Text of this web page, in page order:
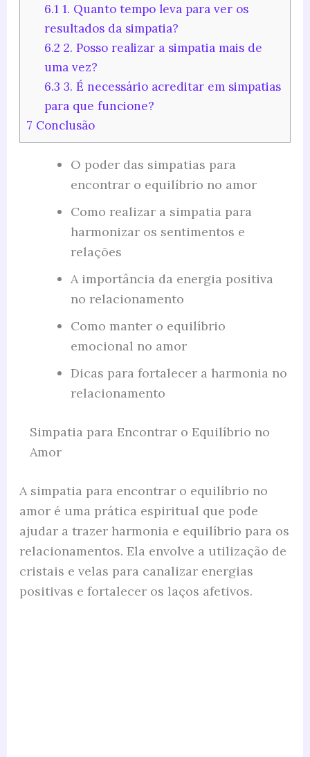
6.1 1. Quanto tempo leva para ver os
resultados da simpatia?
6.2 2. Posso realizar a simpatia mais de
uma vez?
6.3 3. É necessário acreditar em simpatias
para que funcione?
7 Conclusão
O poder das simpatias para
encontrar o equilíbrio no amor
Como realizar a simpatia para
harmonizar os sentimentos e
relações
A importância da energia positiva
no relacionamento
Como manter o equilíbrio
emocional no amor
Dicas para fortalecer a harmonia no
relacionamento
Simpatia para Encontrar o Equilíbrio no
Amor
A simpatia para encontrar o equilíbrio no
amor é uma prática espiritual que pode
ajudar a trazer harmonia e equilíbrio para os
relacionamentos. Ela envolve a utilização de
cristais e velas para canalizar energias
positivas e fortalecer os laços afetivos.